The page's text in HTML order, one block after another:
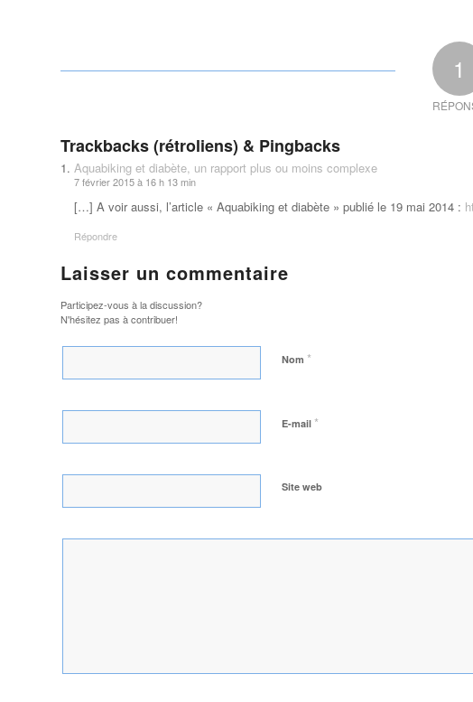
1
Trackbacks (rétroliens) & Pingbacks
Aquabiking et diabète, un rapport plus ou moins complexe
7 février 2015 à 16 h 13 min
[…] A voir aussi, l’article « Aquabiking et diabète » publié le 19 mai 2014 :
Répondre
Laisser un commentaire
Participez-vous à la discussion?
N'hésitez pas à contribuer!
Nom *
E-mail *
Site web